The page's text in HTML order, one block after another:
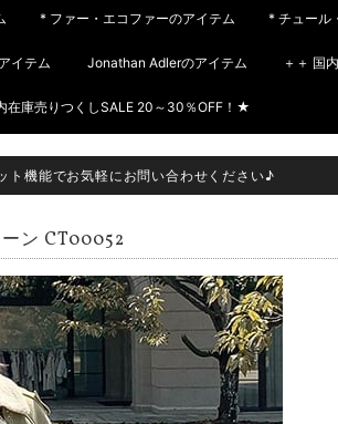
* ファー・エコファーのアイテム * チュール
イテム Jonathan Adlerのアイテム ＋＋ 国
在庫売りつくしSALE 20～30％OFF！★
ト機能でお気軽にお問い合わせください♪
ン CT00052